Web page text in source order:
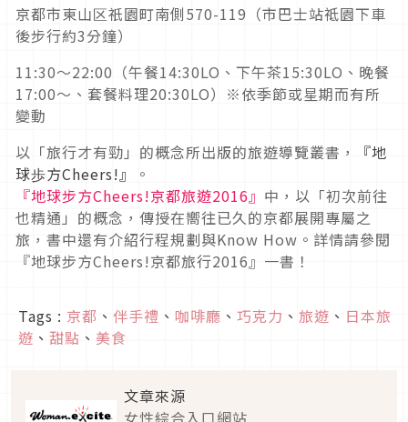
京都市東山区祇園町南側570-119（市巴士站祗園下車
後步行約3分鐘）
11:30～22:00（午餐14:30LO、下午茶15:30LO、晚餐
17:00～、套餐料理20:30LO）※依季節或星期而有所
變動
以「旅行才有勁」的概念所出版的旅遊導覽叢書，
『地
球歩方Cheers!』
。
『地球步方Cheers!京都旅遊2016』 中，以「初次前往
也精通」的概念，傳授在嚮往已久的京都展開專屬之
旅，書中還有介紹行程規劃與Know How。詳情請參閱
『地球步方Cheers!京都旅行2016』一書！
Tags : 京都 、 伴手禮 、 咖啡廳 、 巧克力 、 旅遊 、 日本旅
遊 、 甜點 、 美食
文章來源
女性綜合入口網站